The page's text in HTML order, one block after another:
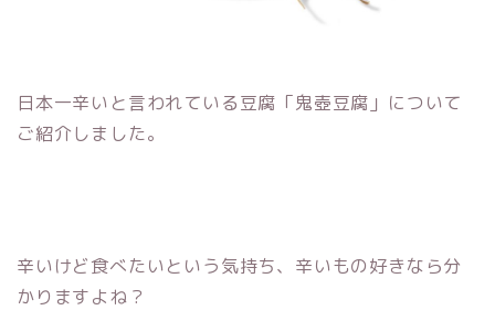
日本一辛いと言われている豆腐「鬼壺豆腐」について
ご紹介しました。
辛いけど食べたいという気持ち、辛いもの好きなら分
かりますよね？